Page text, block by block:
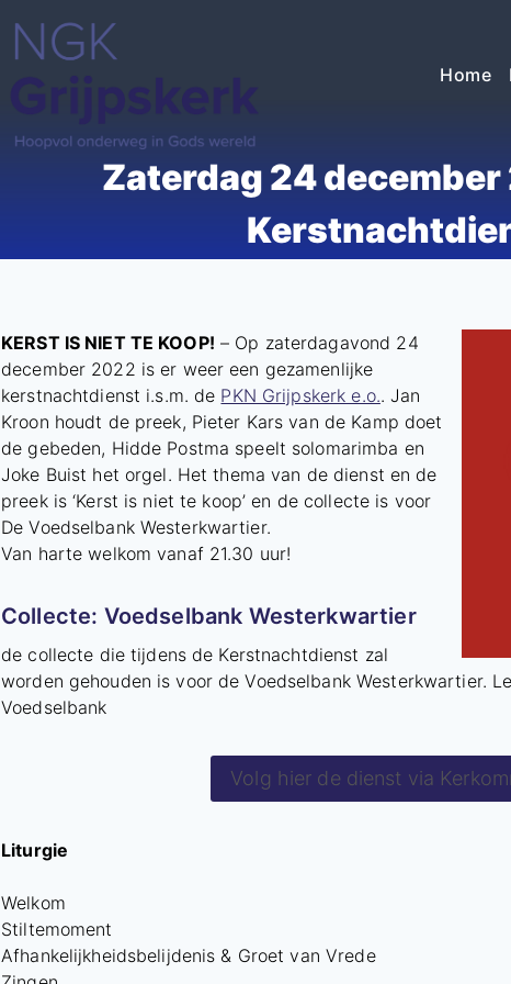
Home
Zaterdag 24 december
KERST IS NIET TE KOOP! – Op zaterdagavond 24
december 2022 is er weer een gezamenlijke
kerstnachtdienst i.s.m. de PKN Grijpskerk e.o.. Jan
Kroon houdt de preek, Pieter Kars van de Kamp doet
de gebeden, Hidde Postma speelt solomarimba en
Joke Buist het orgel. Het thema van de dienst en de
preek is ‘Kerst is niet te koop’ en de collecte is voor
De Voedselbank Westerkwartier.
Van harte welkom vanaf 21.30 uur!
Collecte: Voedselbank Westerkwartier
de collecte die tijdens de Kerstnachtdienst zal
worden gehouden is voor de Voedselbank Westerkwartier.
Voedselbank
Volg hier de dienst via
Liturgie
Welkom
Stiltemoment
Afhankelijkheidsbelijdenis & Groet van Vrede